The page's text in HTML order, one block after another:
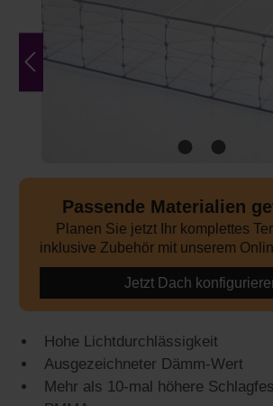
Passende Materialien
Planen Sie jetzt Ihr komplettes
inklusive Zubehör mit unserem
Jetzt Dach
Hohe Lichtdurchlässigkeit
Ausgezeichneter Dämm-Wert
Mehr als 10-mal höhere